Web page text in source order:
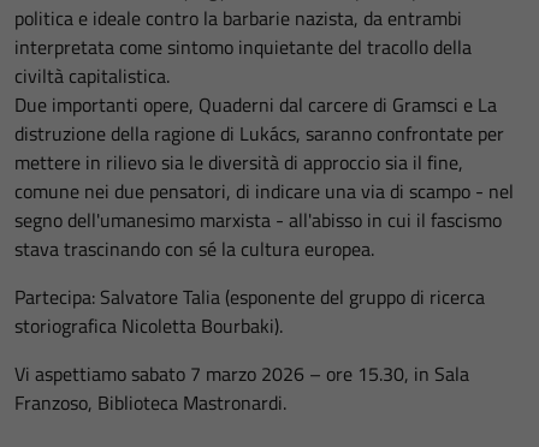
politica e ideale contro la barbarie nazista, da entrambi
interpretata come sintomo inquietante del tracollo della
civiltà capitalistica.
Due importanti opere, Quaderni dal carcere di Gramsci e La
distruzione della ragione di Lukács, saranno confrontate per
mettere in rilievo sia le diversità di approccio sia il fine,
comune nei due pensatori, di indicare una via di scampo - nel
segno dell'umanesimo marxista - all'abisso in cui il fascismo
stava trascinando con sé la cultura europea.
Partecipa: Salvatore Talia (esponente del gruppo di ricerca
storiografica Nicoletta Bourbaki).
Vi aspettiamo sabato 7 marzo 2026 – ore 15.30, in Sala
Franzoso, Biblioteca Mastronardi.